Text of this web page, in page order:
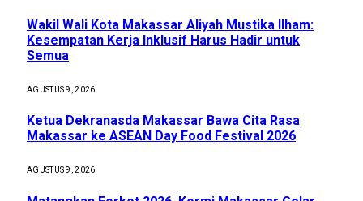
Wakil Wali Kota Makassar Aliyah Mustika Ilham:
Kesempatan Kerja Inklusif Harus Hadir untuk
Semua
AGUSTUS 9, 2026
Ketua Dekranasda Makassar Bawa Cita Rasa
Makassar ke ASEAN Day Food Festival 2026
AGUSTUS 9, 2026